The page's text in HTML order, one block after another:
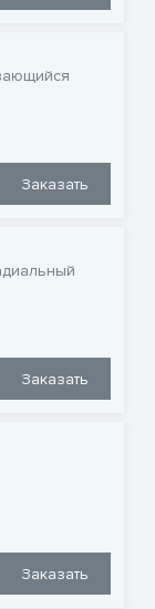
Заказать
Заказать
Заказать